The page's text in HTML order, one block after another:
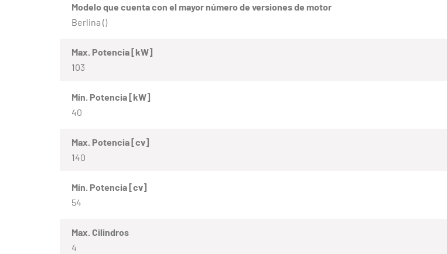
Modelo que cuenta con el mayor número de versiones de motor
Berlina ()
Max. Potencia [kW]
103
Mín. Potencia [kW]
40
Max. Potencia [cv]
140
Mín. Potencia [cv]
54
Max. Cilindros
4